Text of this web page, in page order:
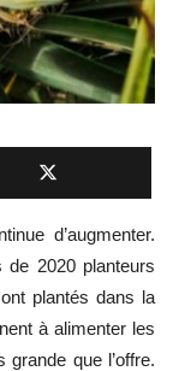
d’augmenter.
de 2020 planteurs
plantés dans la
à alimenter les
grande que l’offre.